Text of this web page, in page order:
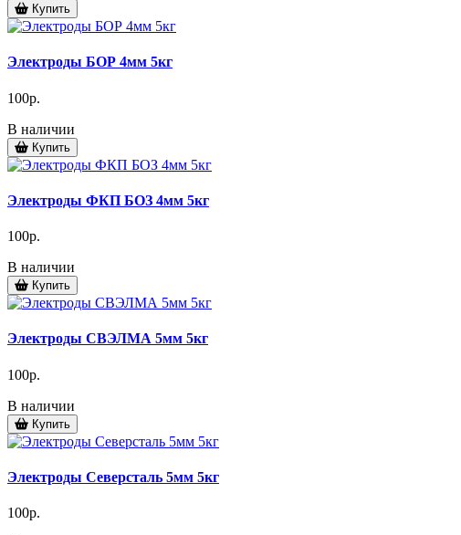
Купить
Электроды БОР 4мм 5кг
100р.
В наличии
Купить
Электроды ФКП БОЗ 4мм 5кг
100р.
В наличии
Купить
Электроды СВЭЛМА 5мм 5кг
100р.
В наличии
Купить
Электроды Северсталь 5мм 5кг
100р.